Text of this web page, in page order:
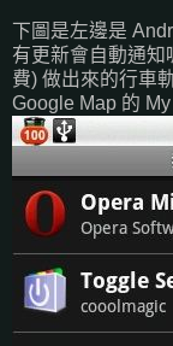
下圖是左邊是
有更新會自動通知
費) 做出來的行車
Google Map 的 My